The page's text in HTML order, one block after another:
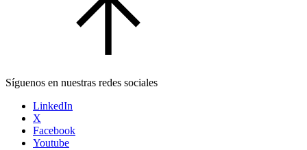
Síguenos en nuestras redes sociales
LinkedIn
X
Facebook
Youtube